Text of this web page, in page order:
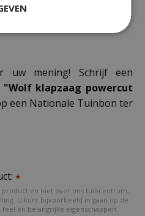
over "Wolf klapzaag
uw mening! Schrijf een
"Wolf klapzaag powercut
een Nationale Tuinbon ter
*
en niet over ons tuincentrum,
U kunt bijvoorbeeld in gaan op de
en belangrijke eigenschappen.